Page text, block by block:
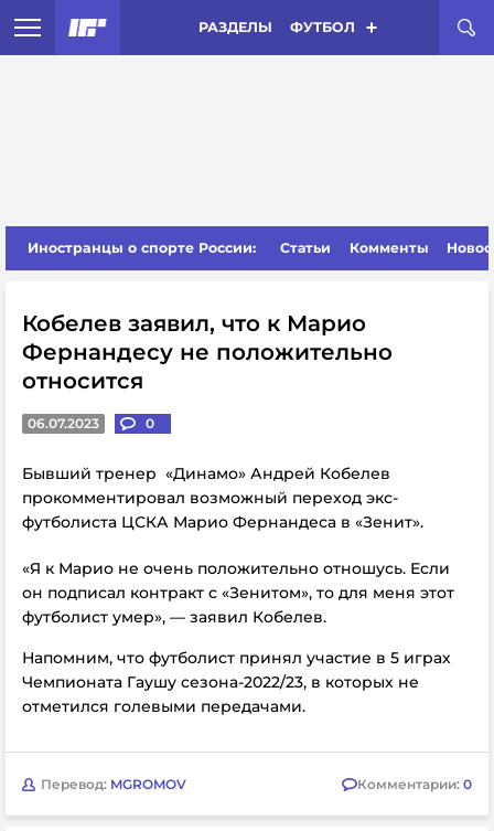
РАЗДЕЛЫ ФУТБОЛ
Иностранцы о спорте России: Статьи Комменты
Кобелев заявил, что к Марио
Фернандесу не положительно
относится
06.07.2023 0
Бывший тренер «Динамо» Андрей Кобелев
прокомментировал возможный переход экс-
футболиста ЦСКА Марио Фернандеса в «Зенит».
«Я к Марио не очень положительно отношусь. Если
он подписал контракт с «Зенитом», то для меня этот
футболист умер», — заявил Кобелев.
Напомним, что футболист принял участие в 5 играх
Чемпионата Гаушу сезона-2022/23, в которых не
отметился голевыми передачами.
Перевод: MGROMOV Комментарии: 0